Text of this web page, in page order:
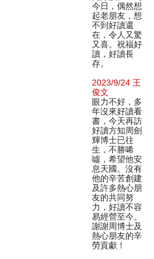
今日，偶然想
起老朋友，想
不到好讀還
在，令人又驚
又喜。祝福好
讀，好讀長
存。
2023/9/24 王
俊文
眼力不好，多
年沒來好讀看
書，今天再訪
好讀方知周劍
輝博士已往
生，不勝唏
噓，希望他安
息天國。沒有
他的辛苦創建
及許多熱心朋
友的共同努
力，好讀不容
易經營至今。
謝謝周博士及
熱心朋友的辛
勞貢獻！